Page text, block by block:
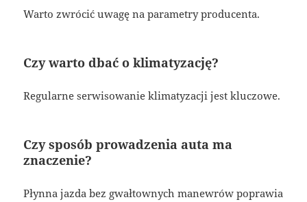
Warto zwrócić uwagę na parametry producenta.
Czy warto dbać o klimatyzację?
Regularne serwisowanie klimatyzacji jest kluczowe.
Czy sposób prowadzenia auta ma
znaczenie?
Płynna jazda bez gwałtownych manewrów poprawia